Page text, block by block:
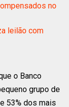
no
leilão com
o Banco
grupo de
53% dos mais